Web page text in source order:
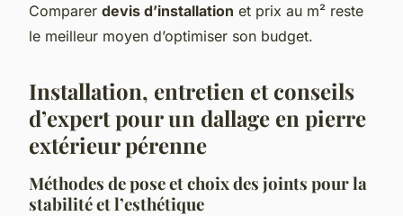
Comparer devis d’installation et prix au m² reste
le meilleur moyen d’optimiser son budget.
Installation, entretien et conseils
d’expert pour un dallage en pierre
extérieur pérenne
Méthodes de pose et choix des joints pour la
stabilité et l’esthétique